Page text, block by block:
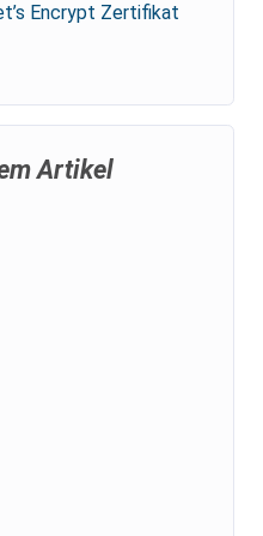
Encrypt Zertifikat
Artikel